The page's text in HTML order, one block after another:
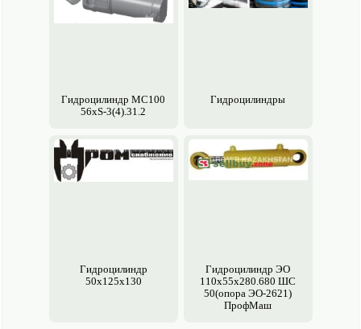
Гидроцилиндр МC100
56xS-3(4).31.2
Гидроцилиндры
Гидроцилиндр
50х125х130
Гидроцилиндр ЭО
110х55х280.680 ШС
50(опора ЭО-2621)
ПрофМаш